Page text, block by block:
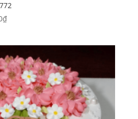
₫Khoảng
300,000₫
đến
1,260,000₫